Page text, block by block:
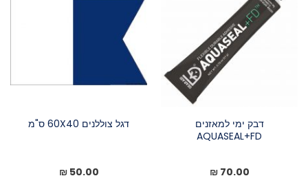
דבק ימי למאזנים
AQUASEAL+FD
70.00 ₪
דגל צוללנים 60X40 ס"מ
50.00 ₪